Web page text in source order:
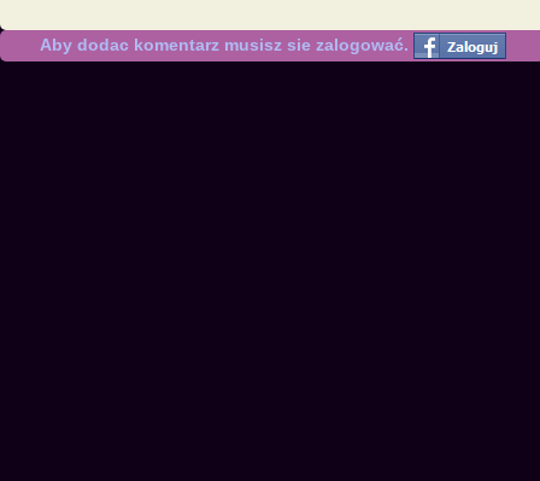
Aby dodac komentarz musisz sie zalogować.